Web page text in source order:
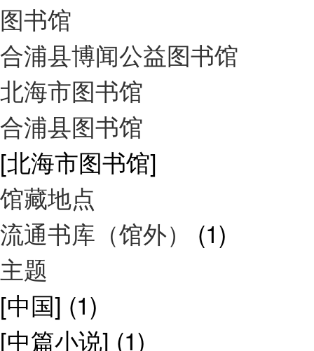
图书馆
合浦县博闻公益图书馆
北海市图书馆
合浦县图书馆
[北海市图书馆]
馆藏地点
流通书库（馆外） (1)
主题
[中国] (1)
[中篇小说] (1)